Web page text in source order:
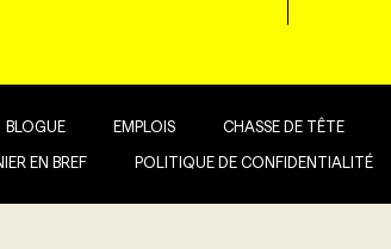
BLOGUE EMPLOIS CHASSE DE TÊTE
EN BREF POLITIQUE DE CONFIDENTIALITÉ